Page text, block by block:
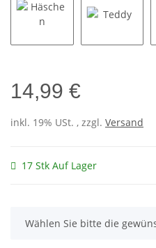
14,99 €
inkl. 19% USt. , zzgl. Versand
17 Stk Auf Lager
x
Wählen Sie bitte die